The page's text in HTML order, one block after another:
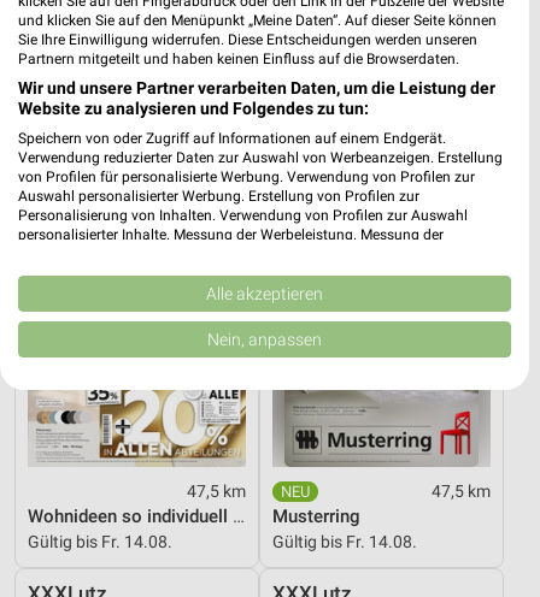
47,5 km
Küchen Preishits!
Gültig bis Fr. 21.08.
47,5 km
Angebote ab 08.08.
Gültig bis Fr. 14.08.
XXXLutz
47,5 km
Wohnideen so individuell wie du!
Gültig bis Fr. 14.08.
XXXLutz
47,5 km
Musterring
Gültig bis Fr. 14.08.
und klicken Sie auf den Menüpunkt „Meine Daten“. Auf dieser Seite können
Sie Ihre Einwilligung widerrufen. Diese Entscheidungen werden unseren
Partnern mitgeteilt und haben keinen Einfluss auf die Browserdaten.
Wir und unsere Partner verarbeiten Daten, um die Leistung der
Website zu analysieren und Folgendes zu tun:
Speichern von oder Zugriff auf Informationen auf einem Endgerät.
Verwendung reduzierter Daten zur Auswahl von Werbeanzeigen. Erstellung
von Profilen für personalisierte Werbung. Verwendung von Profilen zur
Auswahl personalisierter Werbung. Erstellung von Profilen zur
Personalisierung von Inhalten. Verwendung von Profilen zur Auswahl
personalisierter Inhalte. Messung der Werbeleistung. Messung der
Kombinationen von Daten aus verschiedenen Quellen. Entwicklung und
Verbesserung der Angebote. Verwendung reduzierter Daten zur Auswahl
von Inhalten.
Daten können außerhalb der Europäischen Union weitergegeben und in die
USA gesendet werden.
Website/App.
Partnerliste anzeigen (1 IAB-Anbieter)
Wir nutzen Ihre Daten für folgende Zwecke:
IAB-Verarbeitungszwecke:
Speichern von oder Zugriff auf Informationen
auf einem Endgerät
Alle akzeptieren
Nein, anpassen